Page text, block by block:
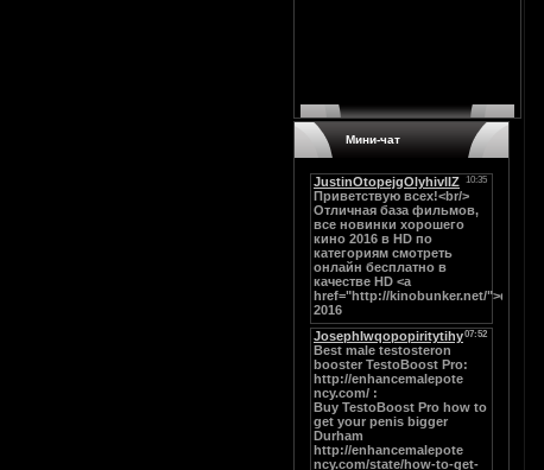
Мини-чат